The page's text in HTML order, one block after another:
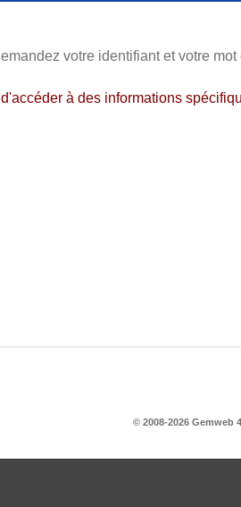
votre identifiant et votre
à des informations
© 2008-2026 Gemweb